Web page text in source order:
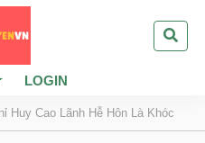
LOGIN
Huy Cao Lãnh Hễ Hôn Là Khóc